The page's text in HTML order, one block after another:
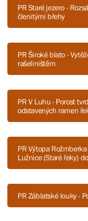
PR Staré jezero -
členitými břehy
PR Široké blato -
rašeliništěm
PR V Luhu - Porost
odstavených ramen
PR Výtopa
Lužnice (Staré řeky)
PR Záblatské louky -